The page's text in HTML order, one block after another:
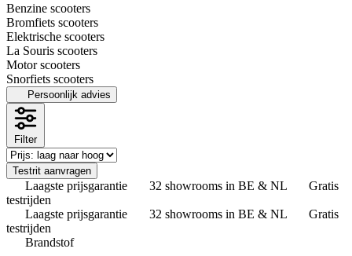
Benzine scooters
Bromfiets scooters
Elektrische scooters
La Souris scooters
Motor scooters
Snorfiets scooters
Persoonlijk advies
Filter
Testrit aanvragen
Laagste prijsgarantie 32 showrooms in BE & NL
Gratis
testrijden
Laagste prijsgarantie
32 showrooms in BE & NL
Gratis
testrijden
Brandstof